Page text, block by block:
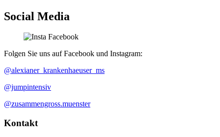
Social Media
Folgen Sie uns auf Facebook und Instagram:
@alexianer_krankenhaeuser_ms
@jumpintensiv
@zusammengross.muenster
Kontakt